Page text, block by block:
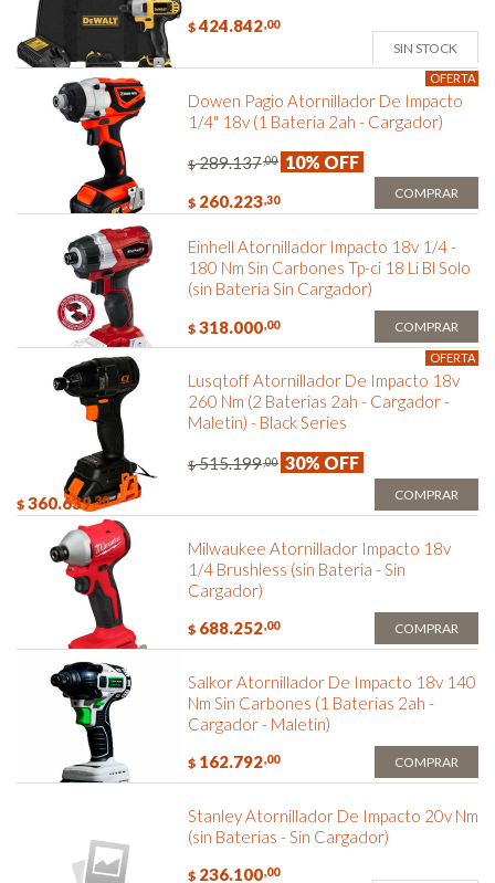
$ 424.842,00
SIN STOCK
OFERTA
Dowen Pagio Atornillador De Impacto
1/4" 18v (1 Bateria 2ah - Cargador)
$ 289.137,00 10% OFF
$ 260.223,30 COMPRAR
Einhell Atornillador Impacto 18v 1/4 -
180 Nm Sin Carbones Tp-ci 18 Li Bl Solo
(sin Bateria Sin Cargador)
$ 318.000,00 COMPRAR
OFERTA
Lusqtoff Atornillador De Impacto 18v
260 Nm (2 Baterias 2ah - Cargador -
Maletin) - Black Series
$ 515.199,00 30% OFF
$ 360.639,30 COMPRAR
Milwaukee Atornillador Impacto 18v
1/4 Brushless (sin Bateria - Sin
Cargador)
$ 688.252,00 COMPRAR
Salkor Atornillador De Impacto 18v 140
Nm Sin Carbones (1 Baterias 2ah -
Cargador - Maletin)
$ 162.792,00 COMPRAR
Stanley Atornillador De Impacto 20v Nm
(sin Baterias - Sin Cargador)
$ 236.100,00